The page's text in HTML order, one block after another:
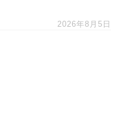
2026年8月5日